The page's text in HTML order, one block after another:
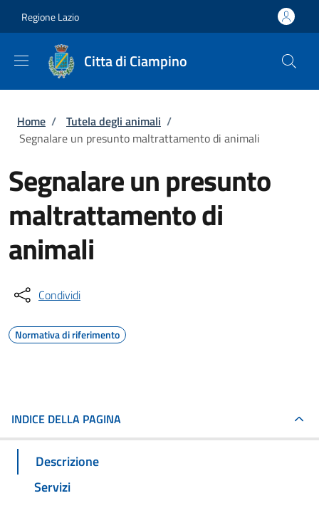
Regione Lazio
Citta di Ciampino
Briciole di pane
Home / Tutela degli animali /
Segnalare un presunto maltrattamento di animali
Segnalare un presunto
maltrattamento di
animali
Condividi
Normativa di riferimento
INDICE DELLA PAGINA
Descrizione
Servizi